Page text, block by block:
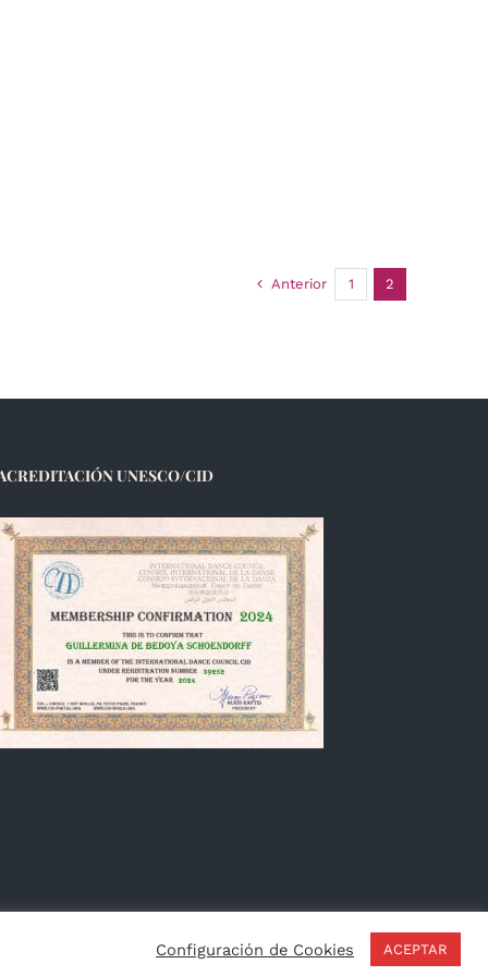
Anterior 1 2
UNESCO/CID
Configuración de Cookies ACEPTAR